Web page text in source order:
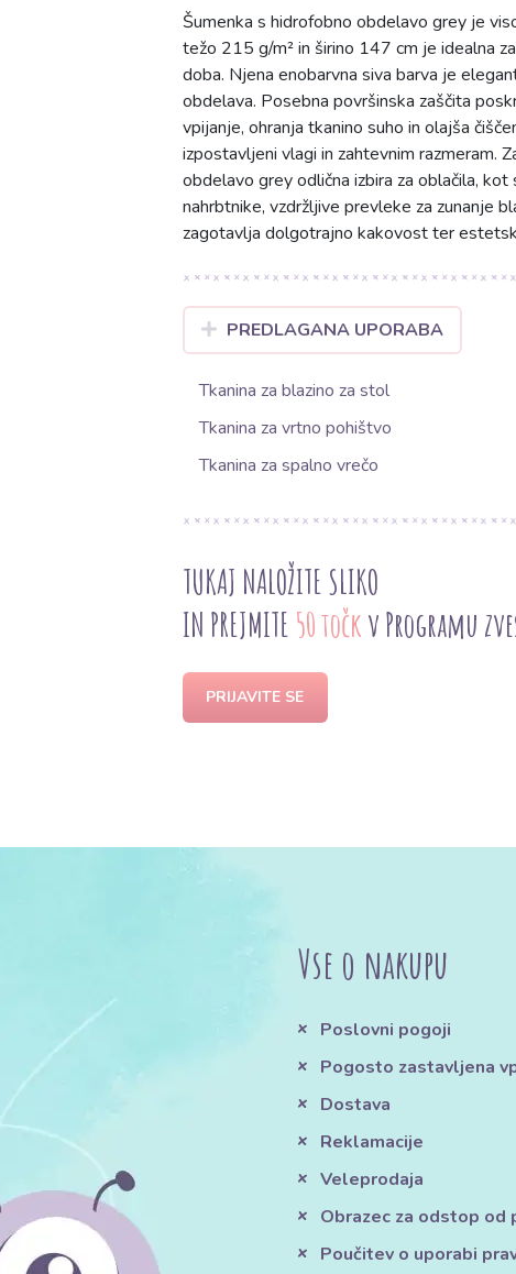
Šumenka s hidrofobno obdelavo grey je
težo 215 g/m² in širino 147 cm je idealna
doba. Njena enobarvna siva barva je
obdelava. Posebna površinska zaščita
vpijanje, ohranja tkanino suho in olajša
izpostavljeni vlagi in zahtevnim razmeram.
obdelavo grey odlična izbira za oblačila,
nahrbtnike, vzdržljive prevleke za zunanje
zagotavlja dolgotrajno kakovost ter
PREDLAGANA UPORABA
Tkanina za blazino za stol
Tkanina za vrtno pohištvo
Tkanina za spalno vrečo
TUKAJ NALOŽITE SLIKO
IN PREJMITE 50 točkv Programu
PRIJAVITE SE
Vse o nakupu
Poslovni pogoji
Pogosto zastavljena
Dostava
Reklamacije
Veleprodaja
Obrazec za odstop od
Poučitev o uporabi